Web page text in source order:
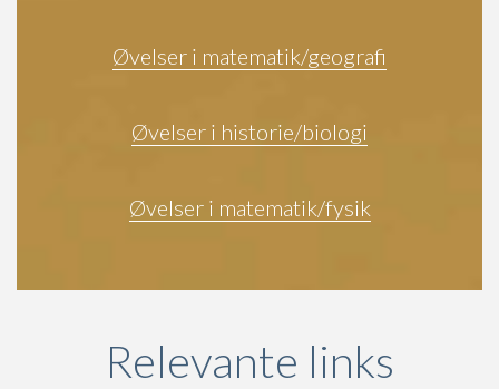
Øvelser i matematik/geografi
Øvelser i historie/biologi
Øvelser i matematik/fysik
Relevante links